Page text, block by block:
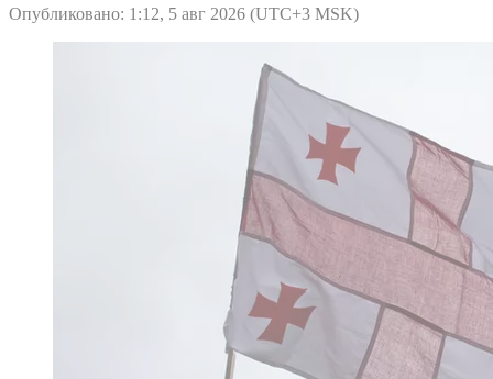
Опубликовано: 1:12, 5 авг 2026 (UTC+3 MSK)